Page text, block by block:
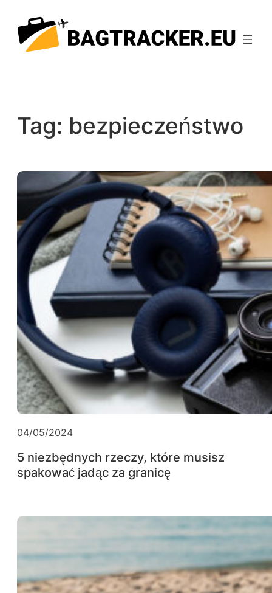
treści
Tag: bezpieczeństwo
04/05/2024
5 niezbędnych rzeczy, które musisz
spakować jadąc za granicę